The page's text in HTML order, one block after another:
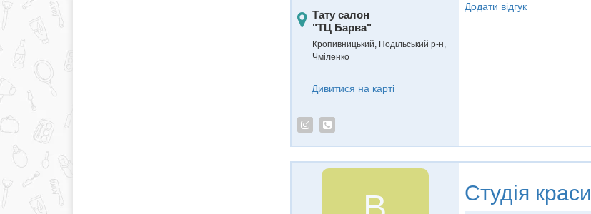
Тату салон
"ТЦ Барва"
Кропивницький, Подільський р-н,
Чміленко
Дивитися на карті
Додати відгук
Студія краси